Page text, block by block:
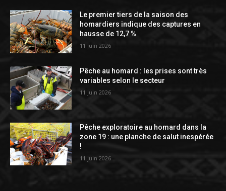
Le premier tiers de la saison des
homardiers indique des captures en
hausse de 12,7 %
11 juin 2026
Pêche au homard : les prises sont très
variables selon le secteur
11 juin 2026
Pêche exploratoire au homard dans la
zone 19 : une planche de salut inespérée
!
11 juin 2026